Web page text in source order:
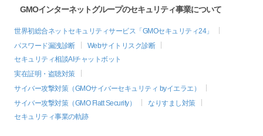
GMOインターネットグループのセキュリティ事業について
世界初総合ネットセキュリティサービス「GMOセキュリティ24」
パスワード漏洩診断
Webサイトリスク診断
セキュリティ相談AIチャットボット
実在証明・盗聴対策
サイバー攻撃対策（GMOサイバーセキュリティ byイエラエ）
サイバー攻撃対策（GMO Flatt Security）
なりすまし対策
セキュリティ事業の軌跡